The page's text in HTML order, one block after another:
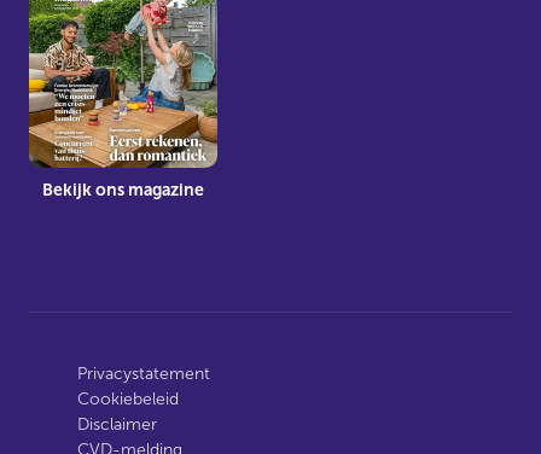
Bekijk ons magazine
Privacystatement
Cookiebeleid
Disclaimer
CVD-melding